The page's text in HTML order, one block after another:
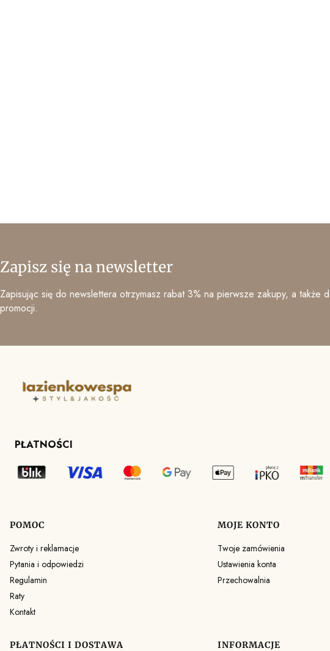
Zapisz się na newsletter
Zapisując się do newslettera otrzymasz rabat 3% na pierwsze zakupy, a także
promocji.
PŁATNOŚCI
Linki w stopce
POMOC
Zwroty i reklamacje
Pytania i odpowiedzi
Regulamin
Raty
Kontakt
MOJE KONTO
Twoje zamówienia
Ustawienia konta
Przechowalnia
PŁATNOŚCI I DOSTAWA INFORMACJE